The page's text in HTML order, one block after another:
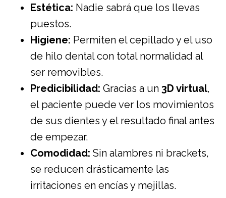
Estética: Nadie sabrá que los llevas
puestos.
Higiene: Permiten el cepillado y el uso
de hilo dental con total normalidad al
ser removibles.
Predicibilidad: Gracias a un 3D virtual,
el paciente puede ver los movimientos
de sus dientes y el resultado final antes
de empezar.
Comodidad: Sin alambres ni brackets,
se reducen drásticamente las
irritaciones en encías y mejillas.